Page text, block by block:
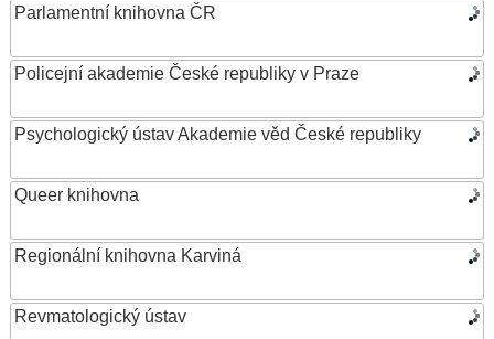
Parlamentní knihovna ČR
Policejní akademie České republiky v Praze
Psychologický ústav Akademie věd České republiky
Queer knihovna
Regionální knihovna Karviná
Revmatologický ústav